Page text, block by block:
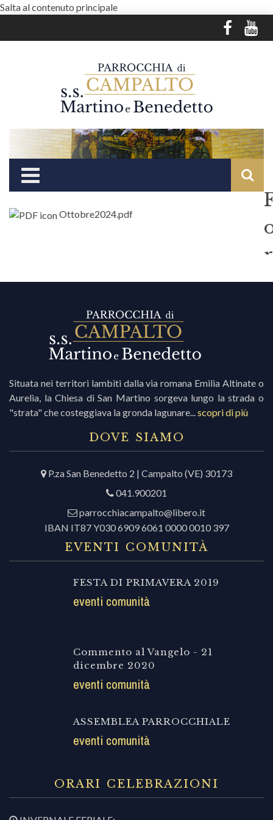
Salta al contenuto principale
r
Ottobre2024.pdf
Situata nei territori lambiti dalla via romana Emilia Altinate o
Aurelia, la Chiesa di San Martino sorgeva lungo la strada o
"strata" che costeggiava la gronda lagunare...scopri di più
DOVE SIAMO
P.za San Benedetto 2 | Campalto (VE) 30173
041.900201
parrocchiacampalto@libero.it
IBAN IT87 Y030 6909 6061 0000 0010 397
EVENTI COMUNITÀ
FESTA DI PRIMAVERA 2019
eventi comunità
Commento al Vangelo - 21
dicembre 2020
eventi comunità
ASSEMBLEA PARROCCHIALE
eventi comunità
ORARI CELEBRAZIONI